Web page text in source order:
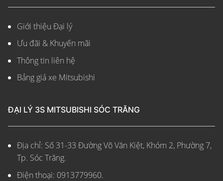
Giới thiệu Đại lý
Ưu đãi & Khuyến mãi
Thông tin liên hệ
Bảng giá xe Mitsubishi
ĐẠI LÝ 3S MITSUBISHI SÓC TRĂNG
Địa chỉ: Số 31-33 Đường Võ Văn Kiệt, Khóm 2, Phường 7,
Tp. Sóc Trăng.
Điện thoại: 0913779960.